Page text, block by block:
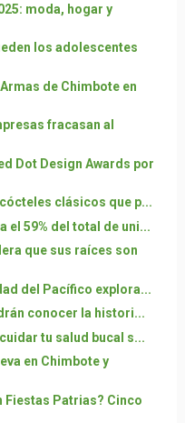
moda, hogar y
los adolescentes
de Chimbote en
fracasan al
Dot Design Awards por
clásicos que p...
el 59% del total de uni...
que sus raíces son
del Pacífico explora...
conocer la histori...
tu salud bucal s...
en Chimbote y
Fiestas Patrias? Cinco